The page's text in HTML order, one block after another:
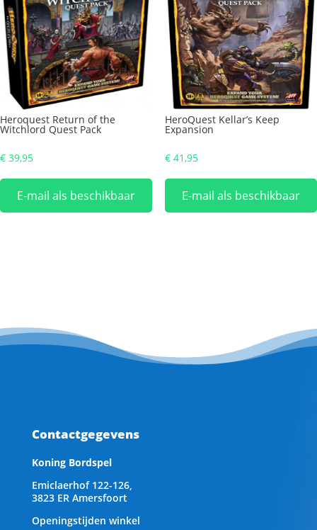
Heroquest Return of the
Witchlord Quest Pack
€ 39,95
E-mail als beschikbaar
HeroQuest Kellar’s Keep
Expansion
€41,95
E-mail als beschikbaar
Contactgegevens
Koning Bordspel
Emiclaerhof 122-126,
3823 ER Amersfoort
Openingstijden winkel